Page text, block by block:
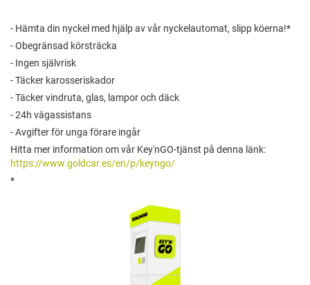
- Hämta din nyckel med hjälp av vår nyckelautomat, slipp köerna!*
- Obegränsad körsträcka
- Ingen självrisk
- Täcker karosseriskador
- Täcker vindruta, glas, lampor och däck
- 24h vägassistans
- Avgifter för unga förare ingår
Hitta mer information om vår Key'nGO-tjänst på denna länk:
https://www.goldcar.es/en/p/keyngo/
*